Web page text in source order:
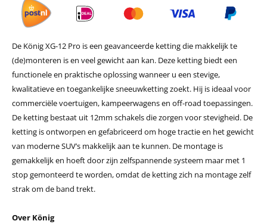
De König XG-12 Pro is een geavanceerde ketting die makkelijk te
(de)monteren is en veel gewicht aan kan. Deze ketting biedt een
functionele en praktische oplossing wanneer u een stevige,
kwalitatieve en toegankelijke sneeuwketting zoekt. Hij is ideaal voor
commerciële voertuigen, kampeerwagens en off-road toepassingen.
De ketting bestaat uit 12mm schakels die zorgen voor stevigheid. De
ketting is ontworpen en gefabriceerd om hoge tractie en het gewicht
van moderne SUV’s makkelijk aan te kunnen. De montage is
gemakkelijk en hoeft door zijn zelfspannende systeem maar met 1
stop gemonteerd te worden, omdat de ketting zich na montage zelf
strak om de band trekt.
Over König